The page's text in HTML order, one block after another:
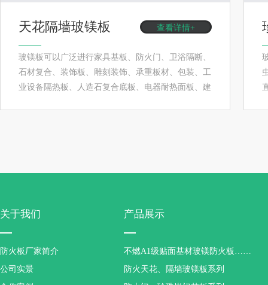
天花隔墙玻镁板
玻镁板可以广泛进行家具基板、防火门、卫浴隔断、
石材复合、装饰板、雕刻装饰、承重板材、包装、工
业设备隔热板、人造石复合底板、电器耐热面板、建
查看详情+
关于我们
防火板厂家简介
公司实景
产品展示
不燃A1级贴面基材玻镁防火板……
防火天花、隔墙玻镁板系列